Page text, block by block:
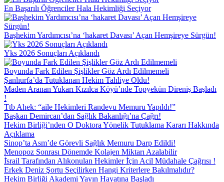
En Başarılı Öğrenciler Hala Hekimliği Seçiyor
Başhekim Yardımcısı’na ‘hakaret Davası’ Açan Hemşireye Sürgün!
Yks 2026 Sonuçları Açıklandı
Boyunda Fark Edilen Şişlikler Göz Ardı Edilmemeli
Şanlıurfa’da Tutuklanan Hekim Tahliye Oldu!
Maden Aranan Yukarı Kızılca Köyü’nde Topyekün Direniş Başladı
!
Ttb Ahek: “aile Hekimleri Randevu Memuru Yapıldı!”
Başkan Demircan’dan Sağlık Bakanlığı’na Çağrı!
Hekim Birliği’nden O Doktora Yönelik Tutuklama Kararı Hakkında
Açıklama
Sinop’ta Asm’de Görevli Sağlık Memuru Darp Edildi!
Menopoz Sonrası Dönemde Kolajen Miktarı Azalabilir
İ̇srail Tarafından Alıkonulan Hekimler İ̇çin Acil Müdahale Çağrısı !
Erkek Deniz Şortu Seçilirken Hangi Kriterlere Bakılmalıdır?
Hekim Birliği Akademi Yayın Hayatına Başladı